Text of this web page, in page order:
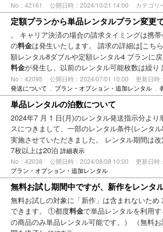
No：42161 公開日時：2024/10/21 14:00 カテゴリ
定額プランから単品レンタルプラン変更
。 キャリア決済の場合の請求タイミングは携
の料金は発生いたします。 請求の詳細は[こち
額レンタル8ダブルや定額レンタル4 プランに
料金が発生し、以前のレンタル可能枚数は繰り
No：42095 公開日時：2024/07/01 10:00 更新日時
発送について
プラン・オプション・追加レンタル
単品レンタルの泊数について
2024年7 月 1 日(月)のレンタル発送指示分よ
スにつきまして、一部のレンタル条件(レンタル
実施させていただきました。 レンタル期間は
7枚以上は20泊 詳細表示
No：42038 公開日時：2024/08/08 10:00 更新日時
プラン・オプション・追加レンタル
無料お試し期間中ですが、新作をレンタ
無料お試しの対象に「新作」は含まれないた
できます。 ①都度料金で単品レンタルを利用
の商品のみ単品レンタル可能です。） （無料